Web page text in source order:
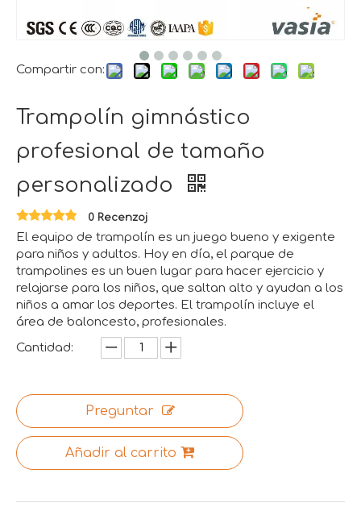
Compartir con:
Trampolín gimnástico
profesional de tamaño
personalizado
0 Recenzoj
El equipo de trampolín es un juego bueno y exigente
para niños y adultos. Hoy en día, el parque de
trampolines es un buen lugar para hacer ejercicio y
relajarse para los niños, que saltan alto y ayudan a los
niños a amar los deportes. El trampolín incluye el
área de baloncesto, profesionales.
Cantidad:
Preguntar
Añadir al carrito